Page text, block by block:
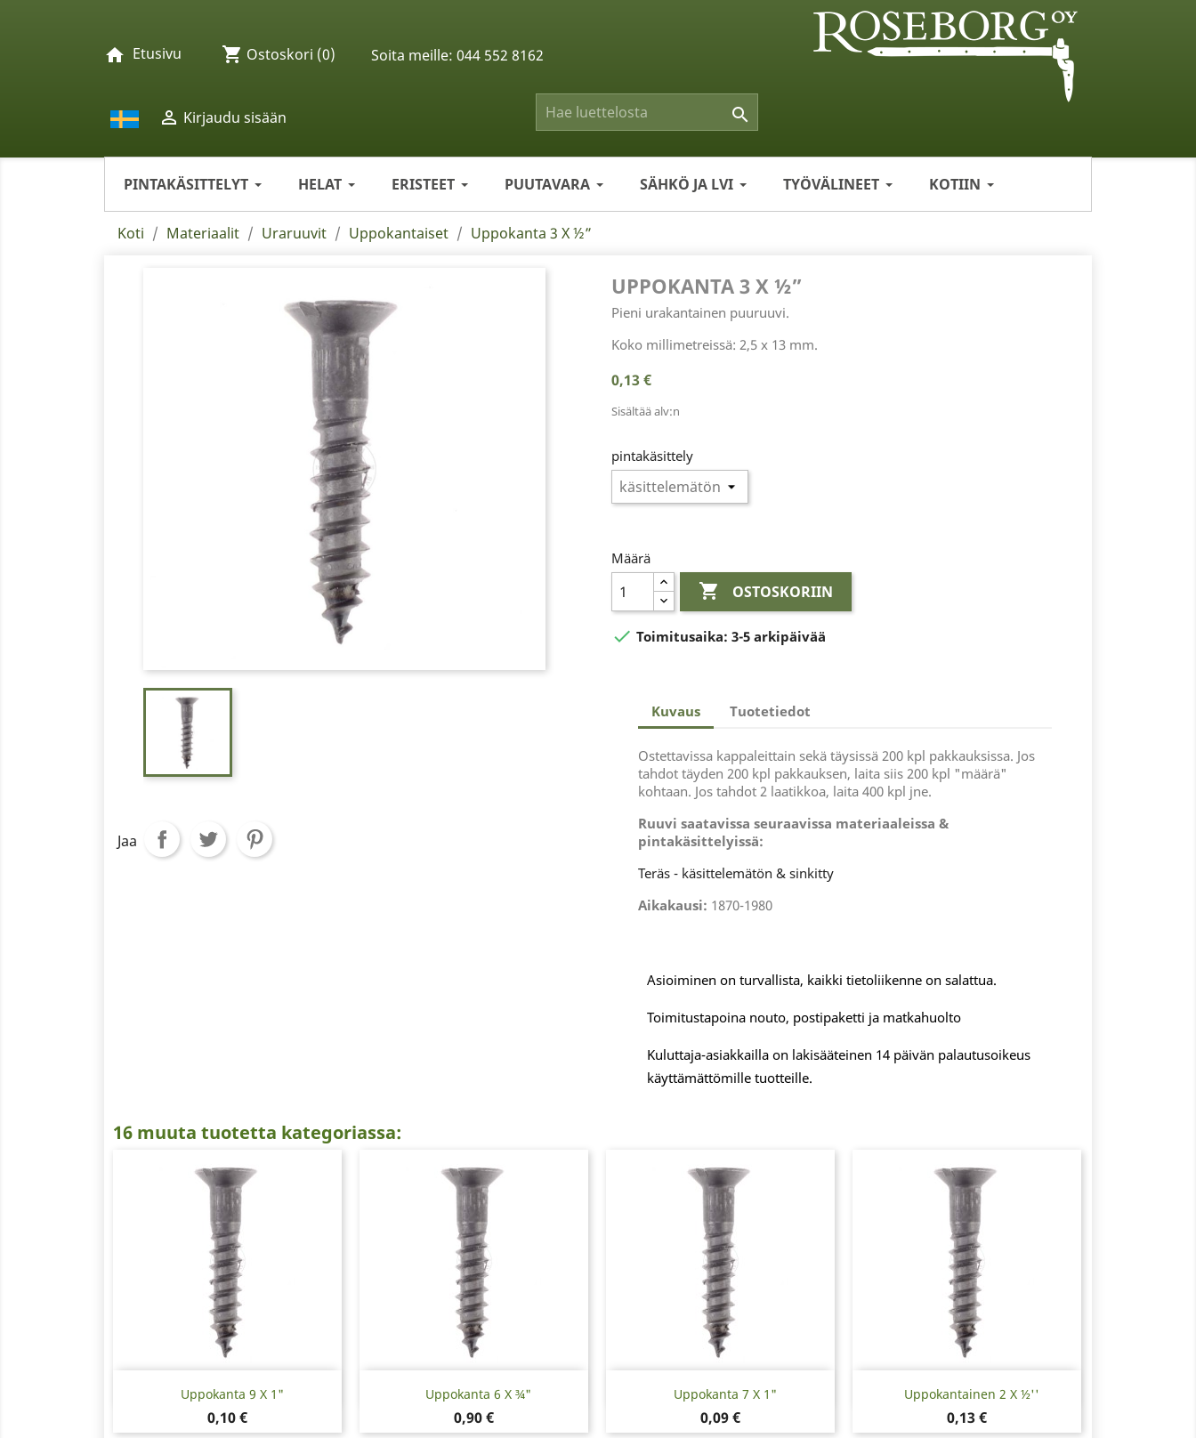

home Etusivu
 Kirjaudu sisään
shopping_cart Ostoskori (0)
PINTAKÄSITTELYT HELAT ERISTEET PUUTAVARA SÄHKÖ JA LVI TYÖVÄLINEET KOTIIN
Soita meille: 044 552 8162
Koti Materiaalit Uraruuvit Uppokantaiset Uppokanta 3 X ½”
Jaa
UPPOKANTA 3 X ½”
Pieni urakantainen puuruuvi.
Koko millimetreissä: 2,5 x 13 mm.
0,13 €
Sisältää alv:n
pintakäsittely
Määrä
 OSTOSKORIIN
 Toimitusaika: 3-5 arkipäivää
Kuvaus Tuotetiedot
Ostettavissa kappaleittain sekä täysissä 200 kpl pakkauksissa. Jos
tahdot täyden 200 kpl pakkauksen, laita siis 200 kpl "määrä"
kohtaan. Jos tahdot 2 laatikkoa, laita 400 kpl jne.
Ruuvi saatavissa seuraavissa materiaaleissa &
pintakäsittelyissä:
Teräs - käsittelemätön & sinkitty
Aikakausi: 1870-1980
Asioiminen on turvallista, kaikki tietoliikenne on salattua.
Toimitustapoina nouto, postipaketti ja matkahuolto
Kuluttaja-asiakkailla on lakisääteinen 14 päivän palautusoikeus
käyttämättömille tuotteille.
16 muuta tuotetta kategoriassa:
Uppokanta 9 X 1"
Hinta
0,10 €
Pikakatselu Uppokanta 6 X ¾"
Hinta
0,90 €
Pikakatselu Uppokanta 7 X 1"
Hinta
0,09 €
Pikakatselu Uppokantainen 2 X ½''
Hinta
0,13 €
Pikakatselu